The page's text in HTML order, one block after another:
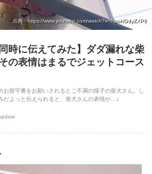
出典 : https://www.youtube.com/watch?v=RaoHGdyZXP8
時に伝えてみた】ダダ漏れな柴
の表情はまるでジェットコース
お留守番をお願いされるとご不満の様子の柴犬さん。し
だよっと伝えられると、柴犬さんの表情が…♪